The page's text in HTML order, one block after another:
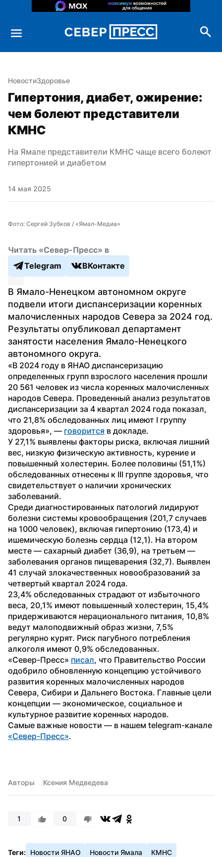
НовостиЗдоровье
Гипертония, диабет, ожирение:
чем болеют представители
КМНС
На Ямале представители КМНС чаще всего болеют
гипертонией и диабетом
14 мая 2025
Фото: Сергей Зубков / «Ямал-Медиа»
Читать «Север-Пресс» в
Telegram
ВКонтакте
В Ямало-Ненецком автономном округе
подвели итоги диспансеризации коренных
малочисленных народов Севера за 2024 год.
Результаты опубликовал департамент
занятости населения Ямало-Ненецкого
автономного округа.
«В 2024 году в ЯНАО диспансеризацию
определенных групп взрослого населения прошли
20 561 человек из числа коренных малочисленных
народов Севера. Проведенный анализ результатов
диспансеризации за 4 квартал 2024 года показал,
что 21,8% обследованных лиц имеют I группу
здоровья», — говорится в докладе.
У 27,1% выявлены факторы риска, включая лишний
вес, низкую физическую активность, курение и
повышенный холестерин. Более половины (51,1%)
обследованных отнесены к III группе здоровья, что
свидетельствует о наличии хронических
заболеваний.
Среди диагностированных патологий лидируют
болезни системы кровообращения (201,7 случаев
на 1000 человек), включая гипертонию (173,4) и
ишемическую болезнь сердца (12,1). На втором
месте — сахарный диабет (36,9), на третьем —
заболевания органов пищеварения (32,7). Выявлен
41 случай злокачественных новообразований за
четвертый квартал 2024 года.
23,4% обследованных страдают от избыточного
веса, 20,1% имеют повышенный холестерин, 15,4%
придерживаются нерационального питания, 10,8%
ведут малоподвижный образ жизни, 7,5%
регулярно курят. Риск пагубного потребления
алкоголя имеют 0,9% обследованных.
«Север-Пресс» писал, что Правительство России
одобрило обновленную концепцию устойчивого
развития коренных малочисленных народов
Севера, Сибири и Дальнего Востока. Главные цели
концепции — экономическое, социальное и
культурное развитие коренных народов.
«Север-Пресс».
Авторы Ксения Медведева
1 0
Теги: Новости ЯНАО Новости Ямала КМНС